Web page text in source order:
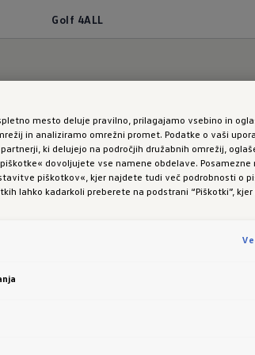
Golf 4ALL
mesto deluje pravilno, prilagajamo vsebino in
in analiziramo omrežni promet. Podatke o vaši
ki delujejo na področjih družabnih omrežij,
dovoljujete vse namene obdelave. Posamezne
piškotkov«, kjer najdete tudi več podrobnosti o
lahko kadarkoli preberete na podstrani “Piškotki”,